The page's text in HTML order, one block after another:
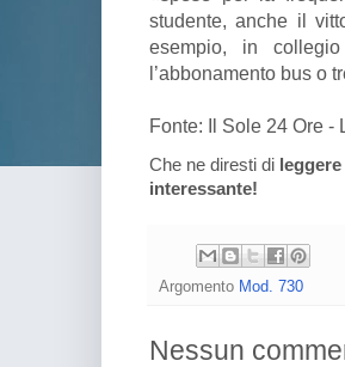
studente, anche il
esempio, in
l’abbonamento bus o
Fonte: Il Sole 24 Ore -
Che ne diresti di leggere
interessante!
Argomento Mod. 730
Nessun